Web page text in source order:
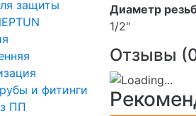
защиты
и фитинги
ПП
Диаметр
1/2"
Отзывы (